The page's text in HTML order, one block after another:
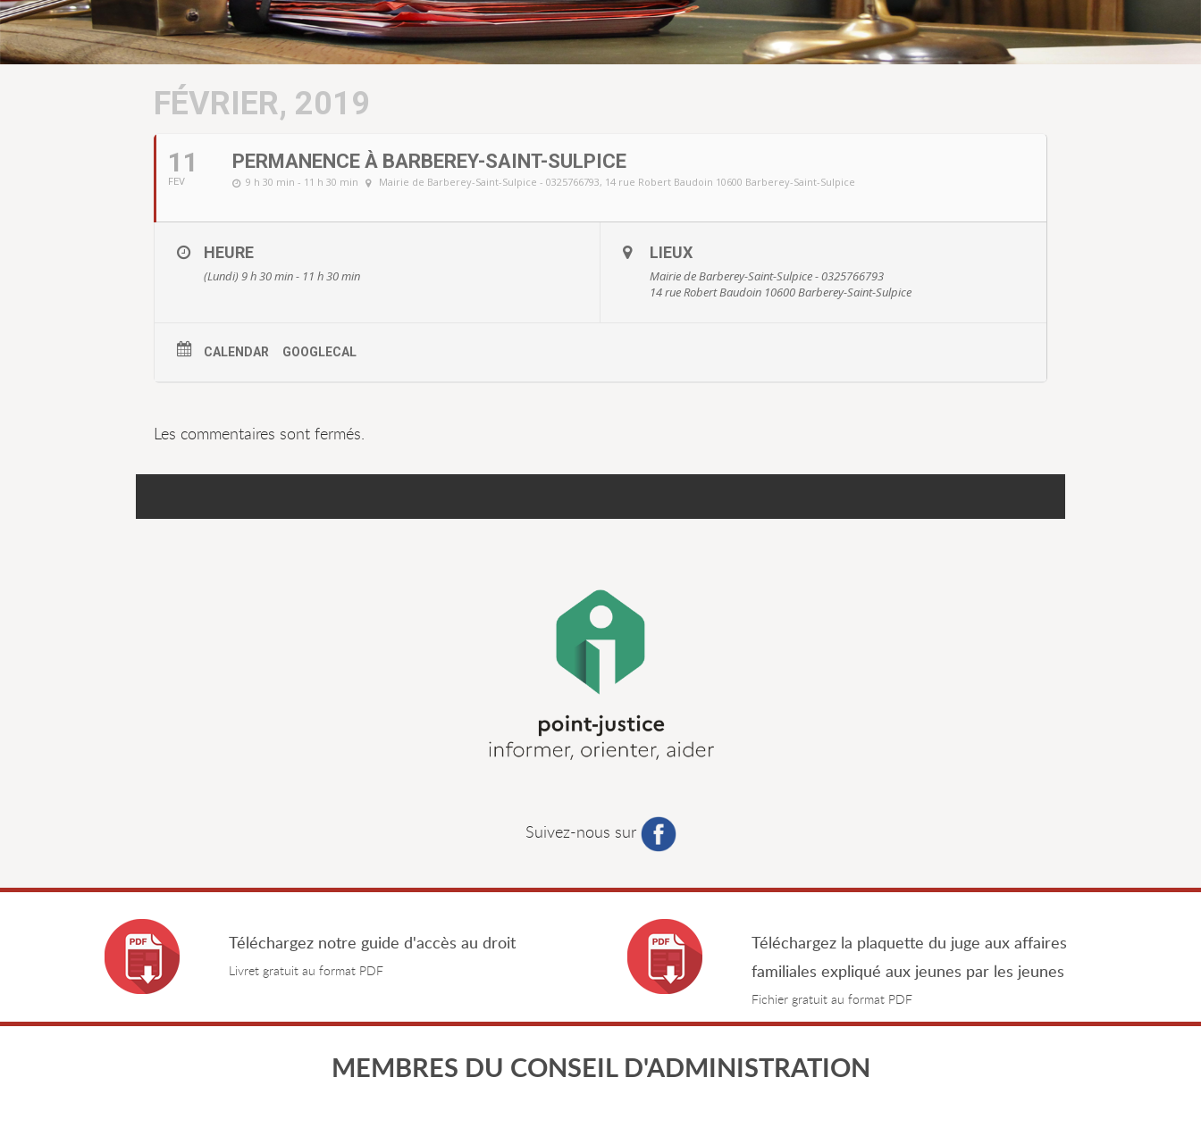
FÉVRIER, 2019
11
FEV
PERMANENCE À BARBEREY-SAINT-SULPICE
9 h 30 min - 11 h 30 min Mairie de Barberey-Saint-Sulpice - 0325766793, 14 rue Robert Baudoin 10600 Barberey-Saint-Sulpice
HEURE
(Lundi) 9 h 30 min - 11 h 30 min
LIEUX
Mairie de Barberey-Saint-Sulpice - 0325766793
14 rue Robert Baudoin 10600 Barberey-Saint-Sulpice
CALENDAR GOOGLECAL
Les commentaires sont fermés.
Suivez-nous sur
Téléchargez notre guide d'accès au droit
Livret gratuit au format PDF
Téléchargez la plaquette du juge aux affaires
familiales expliqué aux jeunes par les jeunes
Fichier gratuit au format PDF
MEMBRES DU CONSEIL D'ADMINISTRATION